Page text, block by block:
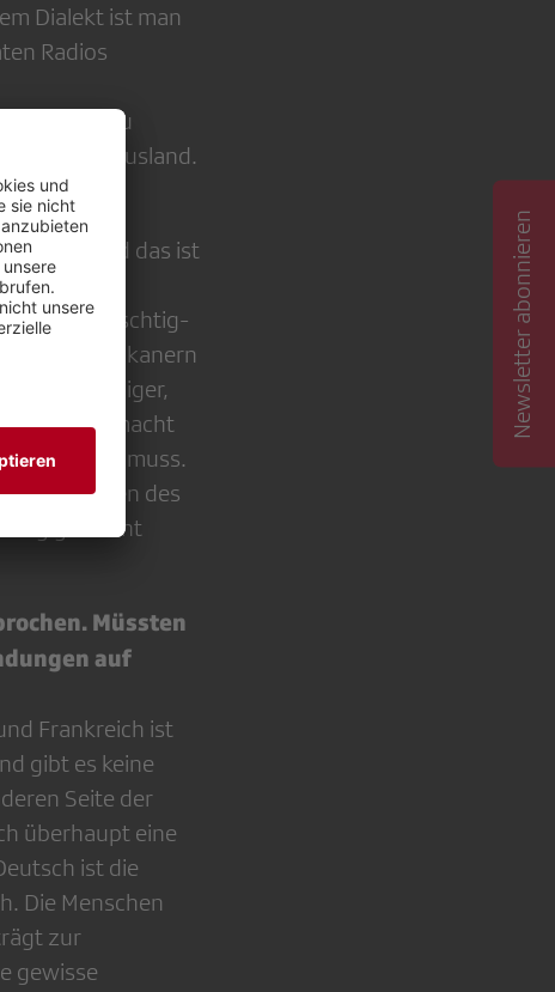
Dialekt ist man
Radios
zu
aus dem Ausland.
– und das ist
Bei
wie «Donnschtig-
von Amerikanern
ist aufwändiger,
Mundart macht
muss.
Reaktionen des
gar nicht
Müssten
auf
Frankreich ist
gibt es keine
Seite der
überhaupt eine
ist die
Die Menschen
zur
gewisse
Newsletter abonnieren